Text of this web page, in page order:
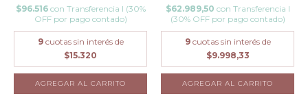
$96.516 con Transferencia I (30%
OFF por pago contado)
9 cuotas sin interés de
$15.320
AGREGAR AL CARRITO
$62.989,50 con Transferencia I
(30% OFF por pago contado)
9 cuotas sin interés de
$9.998,33
AGREGAR AL CARRITO